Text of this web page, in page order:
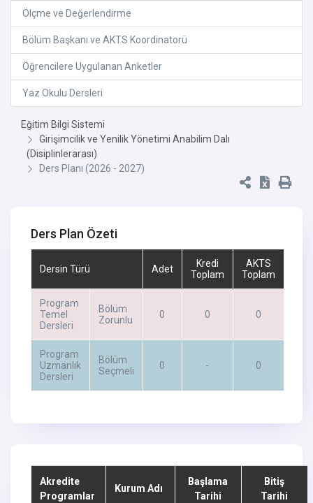
Ölçme ve Değerlendirme
Bölüm Başkanı ve AKTS Koordinatorü
Öğrencilere Uygulanan Anketler
Yaz Okulu Dersleri
Eğitim Bilgi Sistemi
Girişimcilik ve Yenilik Yönetimi Anabilim Dalı
(Disiplinlerarası)
Ders Planı (2026 - 2027)
Ders Plan Özeti
Dersin Türü Adet
Kredi
Toplam
AKTS
Toplam
Program
Temel
Dersleri
Bölüm
Zorunlu
0 0 0
Program
Uzmanlık
Dersleri
Bölüm
Seçmeli
0 - 0
Akredite
Programlar
Kurum Adı
Başlama
Tarihi
Bitiş
Tarihi